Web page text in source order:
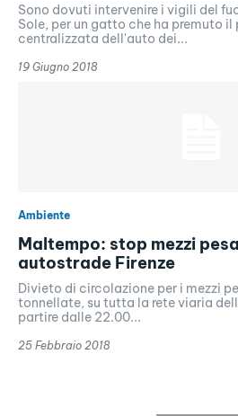
Sono dovuti intervenire i vigili del
Sole, per un gatto che ha premuto
centralizzata dell'auto dei...
19 Giugno 2018
Ambiente
Maltempo: stop mezzi
autostrade Firenze
Divieto di circolazione per i mezzi
tonnellate, su tutta la rete viaria
partire dalle 22.00...
25 Febbraio 2018